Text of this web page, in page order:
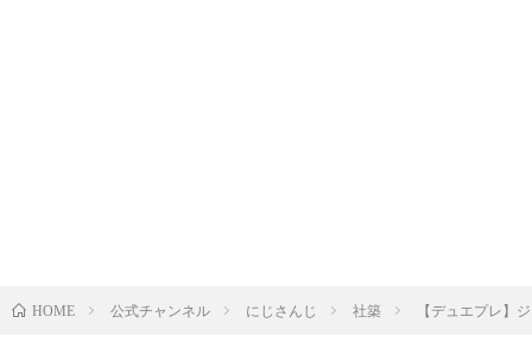
HOME 公式チャンネル にじさんじ 社築 【デュエプレ】